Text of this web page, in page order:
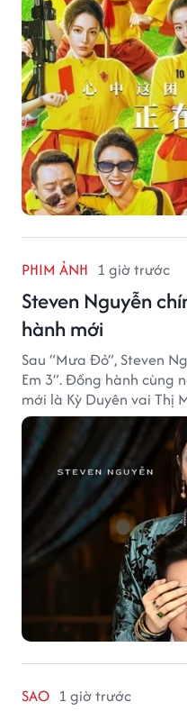
PHIM ẢNH 1 giờ trước
Steven Nguyễn
hành mới
Sau “Mưa Đỏ”, Steven
Em 3”. Đồng hành cùng
mới là Kỳ Duyên vai Thị
hợp nhiều bất ngờ.
SAO 1 giờ trước